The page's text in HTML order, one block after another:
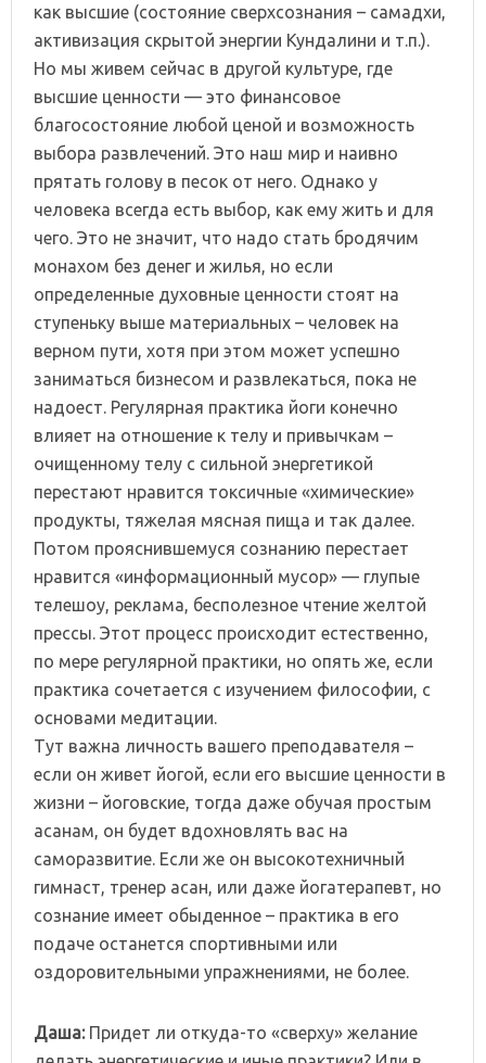
как высшие (состояние сверхсознания – самадхи,
активизация скрытой энергии Кундалини и т.п.).
Но мы живем сейчас в другой культуре, где
высшие ценности — это финансовое
благосостояние любой ценой и возможность
выбора развлечений. Это наш мир и наивно
прятать голову в песок от него. Однако у
человека всегда есть выбор, как ему жить и для
чего. Это не значит, что надо стать бродячим
монахом без денег и жилья, но если
определенные духовные ценности стоят на
ступеньку выше материальных – человек на
верном пути, хотя при этом может успешно
заниматься бизнесом и развлекаться, пока не
надоест. Регулярная практика йоги конечно
влияет на отношение к телу и привычкам –
очищенному телу с сильной энергетикой
перестают нравится токсичные «химические»
продукты, тяжелая мясная пища и так далее.
Потом прояснившемуся сознанию перестает
нравится «информационный мусор» — глупые
телешоу, реклама, бесполезное чтение желтой
прессы. Этот процесс происходит естественно,
по мере регулярной практики, но опять же, если
практика сочетается с изучением философии, с
основами медитации.
Тут важна личность вашего преподавателя –
если он живет йогой, если его высшие ценности в
жизни – йоговские, тогда даже обучая простым
асанам, он будет вдохновлять вас на
саморазвитие. Если же он высокотехничный
гимнаст, тренер асан, или даже йогатерапевт, но
сознание имеет обыденное – практика в его
подаче останется спортивными или
оздоровительными упражнениями, не более.
Даша:Придет ли откуда-то «сверху» желание